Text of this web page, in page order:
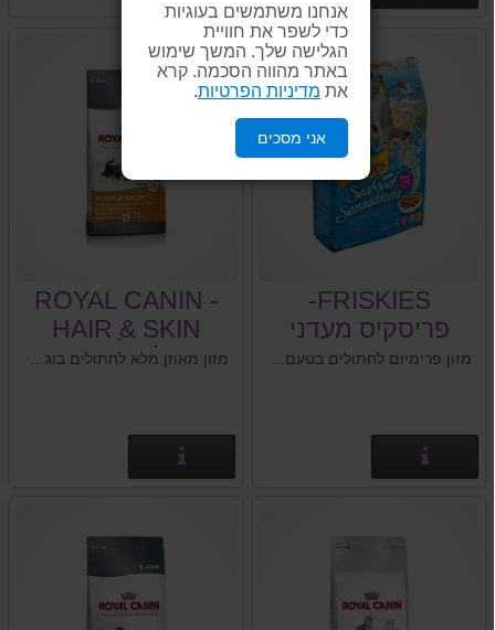
אנחנו משתמשים בעוגיות
כדי לשפר את חוויית
הגלישה שלך. המשך שימוש
באתר מהווה הסכמה. קרא
את מדיניות הפרטיות.
אני מסכים
FRISKIES-
פריסקיס מעדני
הים.
ROYAL CANIN -
HAIR ַ& SKIN
רויאל קנין פרווה